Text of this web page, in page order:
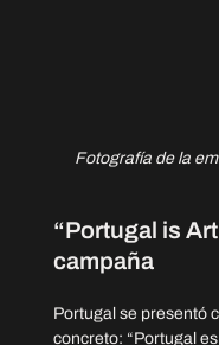
Fotografía de la
“Portugal is
campaña
Portugal se presentó
concreto: “Portugal